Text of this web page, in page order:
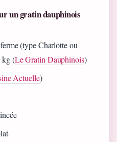
un gratin dauphinois
(type Charlotte ou
kg (Le Gratin Dauphinois)
Actuelle)